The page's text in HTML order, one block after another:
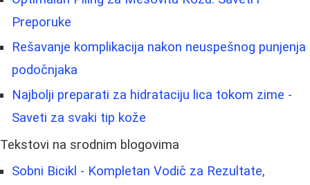
Preporuke
Rešavanje komplikacija nakon neuspešnog punjenja
podočnjaka
Najbolji preparati za hidrataciju lica tokom zime -
Saveti za svaki tip kože
Tekstovi na srodnim blogovima
Sobni Bicikl - Kompletan Vodič za Rezultate,